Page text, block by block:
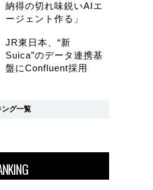
納得の切れ味鋭いAIエ
ージェント作る」
JR東日本、“新
Suica”のデータ連携基
盤にConfluent採用
ング一覧